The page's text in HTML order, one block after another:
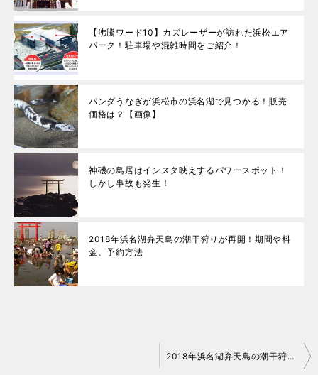
【沸騰ワード10】カズレーザーが訪れた浜松エア
パーク！駐車場や混雑時間をご紹介！
パンダうなぎが浜松市の浜名湖で見つかる！販売
価格は？【画像】
神磯の鳥居はインスタ映えするパワースポット！
しかし事故も発生！
2018年浜名湖弁天島の潮干狩りが再開！期間や料
金、予約方法
2018年浜名湖弁天島の潮干狩りが再開！期間や料金、予約方法